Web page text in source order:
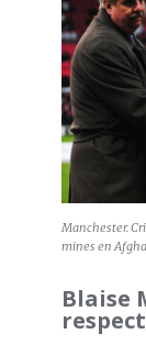
Manchester.
mines en
Blaise